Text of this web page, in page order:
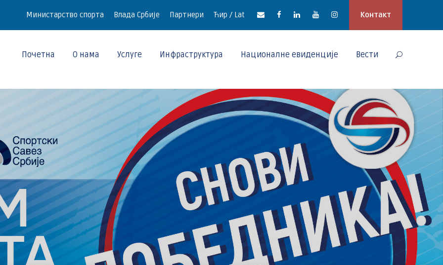
Министарство спорта Влада Србије Партнери Ћир / Lat Контакт
Почетна О нама Услуге Инфраструктура Националне евиденције Вести